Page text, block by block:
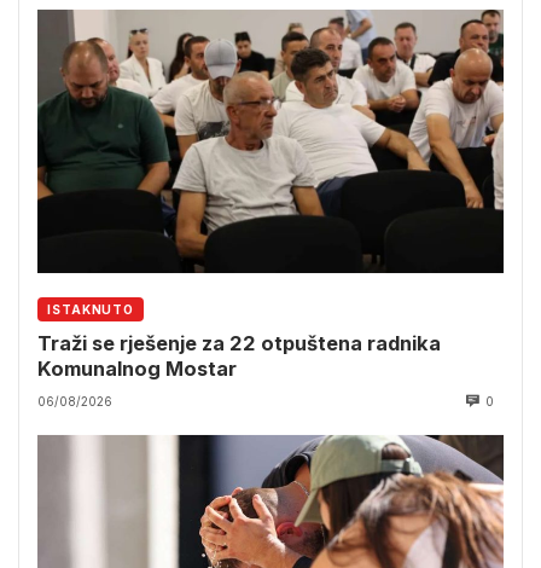
ISTAKNUTO
Traži se rješenje za 22 otpuštena radnika
Komunalnog Mostar
06/08/2026 0